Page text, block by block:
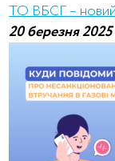
ТО ВБСГ – новий
20 березня